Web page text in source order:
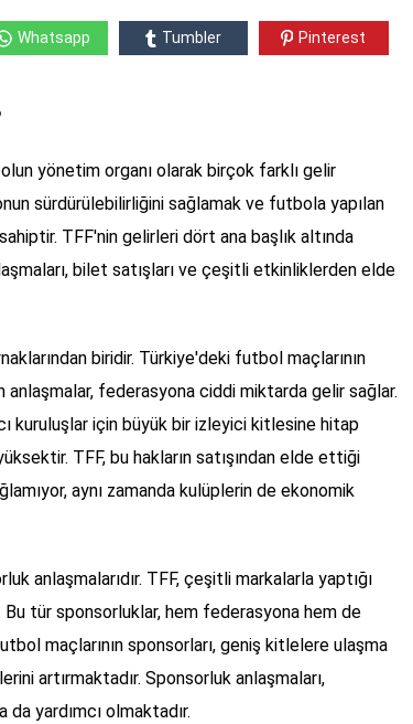
Whatsapp Tumbler Pinterest
yönetim organı olarak birçok farklı gelir
sürdürülebilirliğini sağlamak ve futbola yapılan
TFF'nin gelirleri dört ana başlık altında
bilet satışları ve çeşitli etkinliklerden elde
biridir. Türkiye'deki futbol maçlarının
anlaşmalar, federasyona ciddi miktarda gelir sağlar.
kuruluşlar için büyük bir izleyici kitlesine hitap
TFF, bu hakların satışından elde ettiği
aynı zamanda kulüplerin de ekonomik
anlaşmalarıdır. TFF, çeşitli markalarla yaptığı
Bu tür sponsorluklar, hem federasyona hem de
maçlarının sponsorları, geniş kitlelere ulaşma
artırmaktadır. Sponsorluk anlaşmaları,
yardımcı olmaktadır.